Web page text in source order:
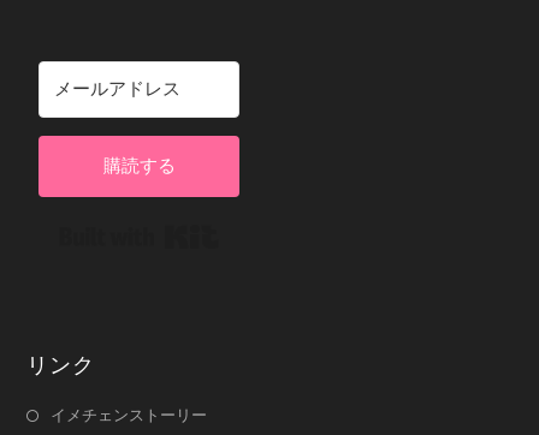
購読する
リンク
イメチェンストーリー